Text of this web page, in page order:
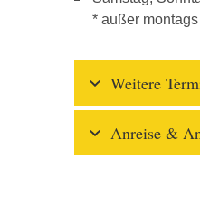
* außer montags
Weitere
Anreise &